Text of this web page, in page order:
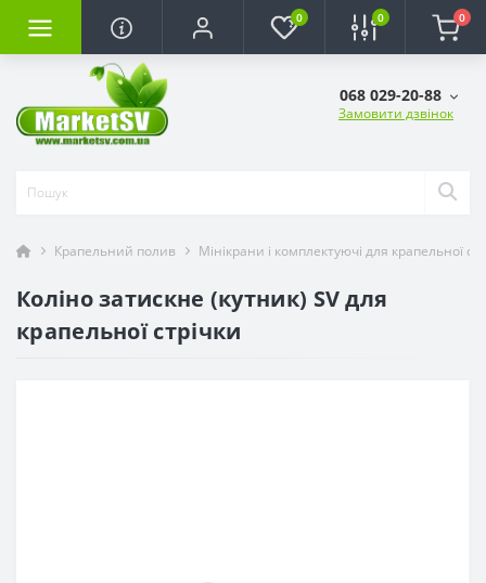
0 0 0
068 029-20-88
Замовити дзвінок
Крапельний полив Мінікрани і комплектуючі для крапельної
Коліно затискне (кутник) SV для
крапельної стрічки